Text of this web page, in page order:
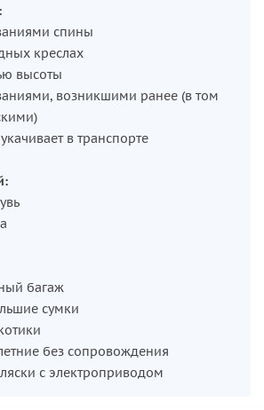
спины
креслах
высоты
возникшими ранее (в том
в транспорте
багаж
сумки
без сопровождения
с электроприводом